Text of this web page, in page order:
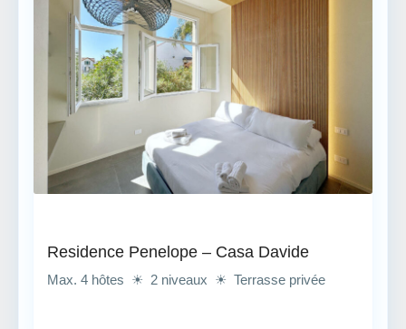
Residence Penelope – Casa Davide
Max. 4 hôtes ☀ 2 niveaux ☀ Terrasse privée